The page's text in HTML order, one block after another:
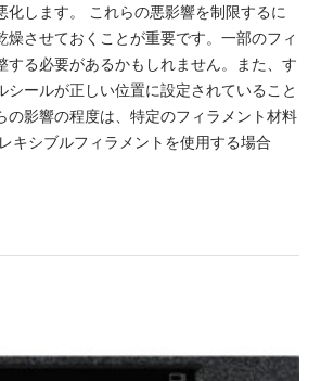
化します。 これらの悪影響を制限するに
燥させておくことが重要です。一部のフィ
する必要があるかもしれません。また、す
シールが正しい位置に設定されていること
の影響の程度は、特定のフィラメント材料
キシブルフィラメントを使用する場合